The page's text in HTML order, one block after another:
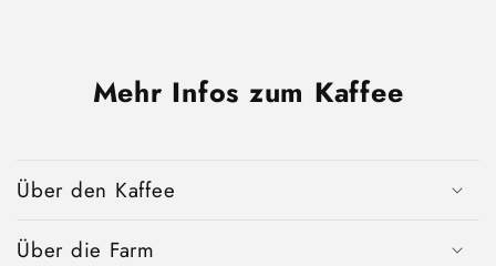
Mehr Infos zum Kaffee
Über den Kaffee
Über die Farm